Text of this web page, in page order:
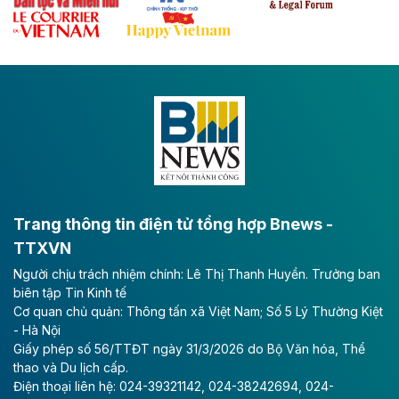
Đề xuất đầu tư 11.500 tỷ đồng xây dựng cao
tốc CT.11 qua Ninh Bình
Đông A dài khoảng 25,1 km được kỳ vọng sẽ tạo động
lực phát triển kinh tế - xã hội khu vực phía Nam đồng
Long Thành
Tổng công ty Cảng hàng không Việt Nam - CTCP
(ACV) vừa lập kỷ lục mới về lợi nhuận trong quý
II/2026.
Theo baodautu.vn
Vinaconex lập đỉnh doanh thu
Tổng CTCP Xuất nhập khẩu và Xây dựng Việt Nam
Trang thông tin điện tử tổng hợp Bnews -
TTXVN
Người chịu trách nhiệm chính: Lê Thị Thanh Huyền. Trưởng ban
biên tập Tin Kinh tế
Cơ quan chủ quản: Thông tấn xã Việt Nam; Số 5 Lý Thường Kiệt
- Hà Nội
Giấy phép số 56/TTĐT ngày 31/3/2026 do Bộ Văn hóa, Thể
thao và Du lịch cấp.
Điện thoại liên hệ: 024-39321142, 024-38242694, 024-